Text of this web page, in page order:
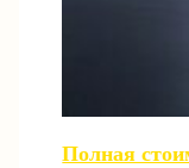
Полная